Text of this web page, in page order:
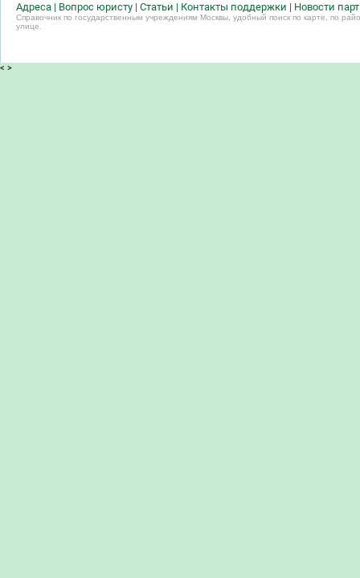
Адреса | Вопрос юристу | Статьи | Контакты поддержки | Новости
Справочник по государственным учреждениям Москвы, удобный поиск по карте, по
улице.
< >